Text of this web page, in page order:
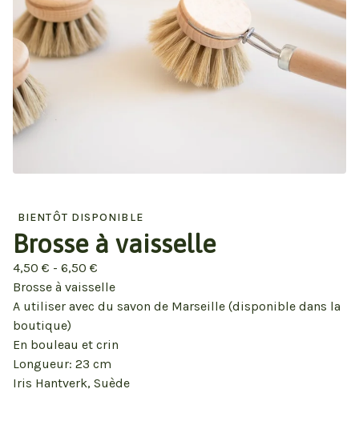
BIENTÔT DISPONIBLE
Brosse à vaisselle
4,50 € - 6,50 €
Brosse à vaisselle
A utiliser avec du savon de Marseille (disponible dans la
boutique)
En bouleau et crin
Longueur: 23 cm
Iris Hantverk, Suède